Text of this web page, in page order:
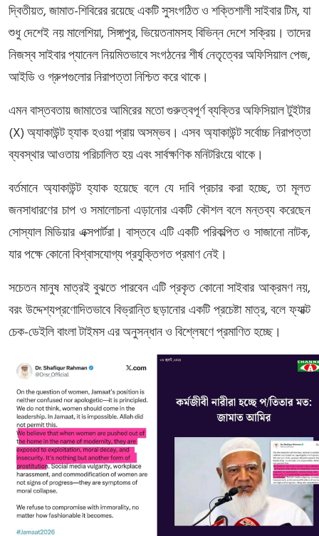
দ্বিতীয়ত, জামাত-শিবিরের রয়েছে একটি সুসংগঠিত ও শক্তিশালী সাইবার টিম, যা
শুধু দেশেই নয় মালেশিয়া, সিঙ্গাপুর,ভিয়েতনামসহ বিভিন্ন দেশে সক্রিয়। তাদের
নিজস্ব সাইবার প্যানেল নিয়মিতভাবে সংগঠনের শীর্ষ নেতৃত্বের অফিসিয়াল পেজ,
আইডি ও গ্রুপগুলোর নিরাপত্তা নিশ্চিত করে থাকে।
এমন বাস্তবতায় জামাতের আমিরের মতো গুরুত্বপূর্ণ ব্যক্তির অফিসিয়াল টুইটার
(X)অ্যাকাউন্ট হ্যাক হওয়া প্রায় অসম্ভব। এসব অ্যাকাউন্ট সর্বোচ্চ নিরাপত্তা
ব্যবস্থার আওতায় পরিচালিত হয় এবং সার্বক্ষণিক মনিটরিংয়ে থাকে।
বর্তমানে অ্যাকাউন্ট হ্যাক হয়েছে বলে যে দাবি প্রচার করা হচ্ছে,তা মূলত
জনসাধারণের চাপ ও সমালোচনা এড়ানোর একটি কৌশল বলে মন্তব্য করেছেন
সোস্যাল মিডিয়ার এক্সপার্টরা। বাস্তবে এটি একটি পরিকল্পিত ও সাজানো নাটক,
যার পক্ষে কোনো বিশ্বাসযোগ্য প্রযুক্তিগত প্রমাণ নেই।
সচেতন মানুষ মাত্রই বুঝতে পারবেন এটি প্রকৃত কোনো সাইবার আক্রমণ নয়,
বরং উদ্দেশ্যপ্রণোদিতভাবে বিভ্রান্তি ছড়ানোর একটি প্রচেষ্টা মাত্র,বলে ফ্যাক্ট
চেক-ডেইলি বাংলা টাইমস এর অনুসন্ধান ও বিশ্লেষণে প্রমাণিত হচ্ছে।